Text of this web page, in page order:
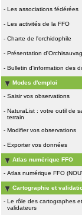
- Les associations fédérées
- Les activités de la FFO
- Charte de l'orchidophile
- Présentation
- Bulletin d'information des
Modes d'emploi
- Saisir vos observations
- NaturaList : votre outil de
terrain
- Modifier vos observations
- Exporter vos données
Atlas numérique FFO
- Atlas numérique FFO
Cartographie et
- Le rôle des cartographes
validateurs